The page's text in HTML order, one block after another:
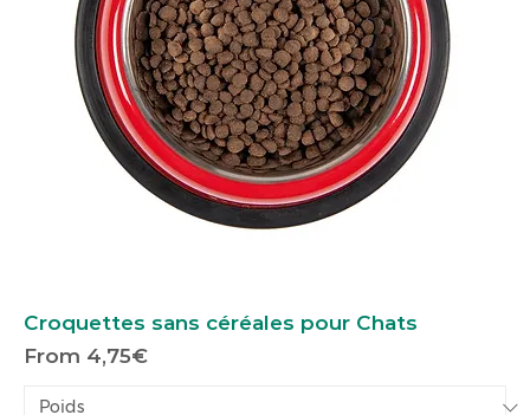
Croquettes sans céréales pour Chats
Price
From 4,75€